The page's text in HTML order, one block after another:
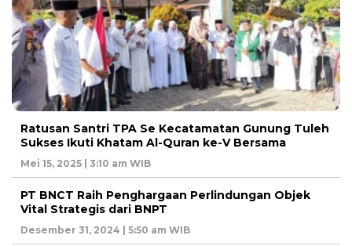
Ratusan Santri TPA Se Kecatamatan Gunung Tuleh
Sukses Ikuti Khatam Al-Quran ke-V Bersama
Mei 15, 2025 | 3:10 am WIB
PT BNCT Raih Penghargaan Perlindungan Objek
Vital Strategis dari BNPT
Desember 31, 2024 | 5:50 am WIB